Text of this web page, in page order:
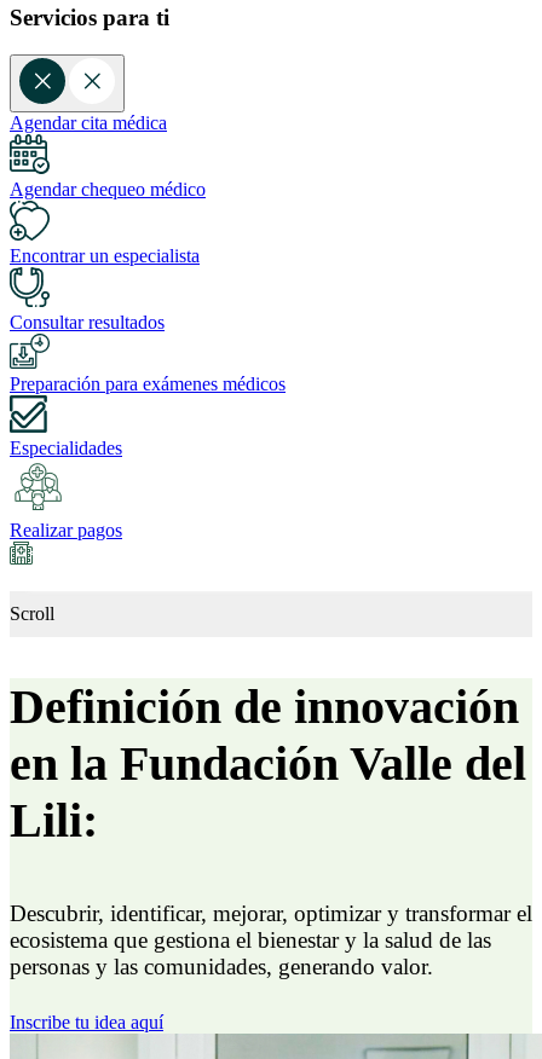
Servicios para ti
Agendar cita médica
Agendar chequeo médico
Encontrar un especialista
Consultar resultados
Preparación para exámenes médicos
Especialidades
Realizar pagos
Scroll
Definición de innovación
en la Fundación Valle del
Lili:
Descubrir, identificar, mejorar, optimizar y transformar el
ecosistema que gestiona el bienestar y la salud de las
personas y las comunidades, generando valor.
Inscribe tu idea aquí